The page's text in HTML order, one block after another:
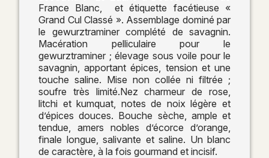
France Blanc, et étiquette facétieuse «
Grand Cul Classé ». Assemblage dominé par
le gewurztraminer complété de savagnin.
Macération pelliculaire pour le
gewurztraminer ; élevage sous voile pour le
savagnin, apportant épices, tension et une
touche saline. Mise non collée ni filtrée ;
soufre très limité.Nez charmeur de rose,
litchi et kumquat, notes de noix légère et
d’épices douces. Bouche sèche, ample et
tendue, amers nobles d’écorce d’orange,
finale longue, salivante et saline. Un blanc
de caractère, à la fois gourmand et incisif.